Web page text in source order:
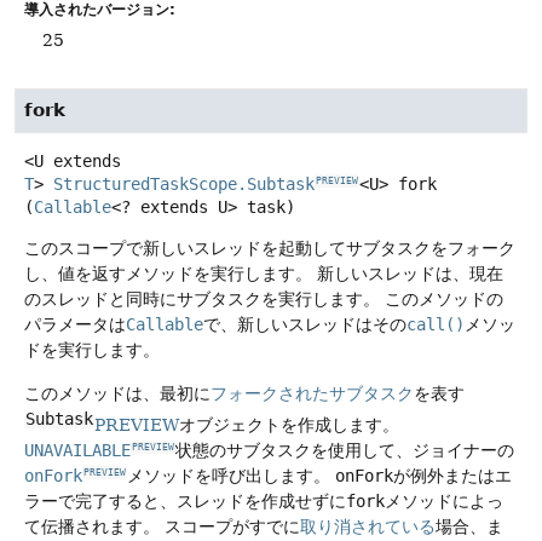
導入されたバージョン:
25
fork
T> StructuredTaskScope.SubtaskPREVIEW<U> fork
(Callable<? extends U> task)
このスコープで新しいスレッドを起動してサブタスクをフォーク
し、値を返すメソッドを実行します。
新しいスレッドは、現在
のスレッドと同時にサブタスクを実行します。
このメソッドの
パラメータはCallableで、新しいスレッドはそのcall() メソッ
ドを実行します。
このメソッドは、最初にフォークされたサブタスクを表す
SubtaskPREVIEWオブジェクトを作成します。
UNAVAILABLEPREVIEW状態のサブタスクを使用して、ジョイナーの
onForkPREVIEW メソッドを呼び出します。 onForkが例外またはエ
ラーで完了すると、スレッドを作成せずにforkメソッドによっ
て伝播されます。
スコープがすでに取り消されている場合、ま